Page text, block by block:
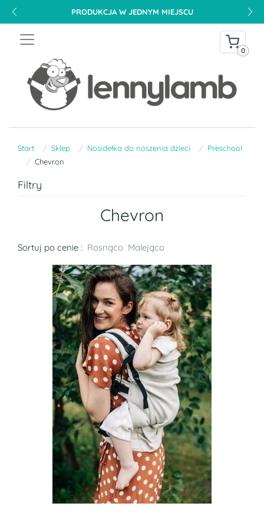
PRODUKCJA W JEDNYM MIEJSCU
0
Start Sklep Nosidełka do noszenia dzieci
Preschool
Chevron
Filtry
Chevron
Sortuj po cenie : Rosnąco Malejąco